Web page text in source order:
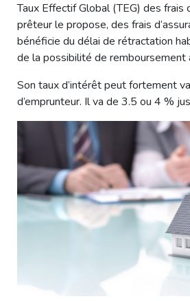
Taux Effectif Global (TEG) des frais
prêteur le propose, des frais
bénéficie du délai de rétractation
de la possibilité de remboursement
Son taux d’intérêt peut fortement
d’emprunteur. Il va de 3.5 ou 4 %